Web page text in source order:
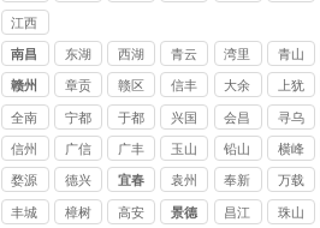
江西
讨债
公司
南昌 东湖 西湖 青云 湾里 青山
赣州 章贡 赣区 信丰 大余 上犹
全南 宁都 于都 兴国 会昌 寻乌
信州 广信 广丰 玉山 铅山 横峰
婺源 德兴 宜春 袁州 奉新 万载
丰城 樟树 高安
景德
昌江 珠山